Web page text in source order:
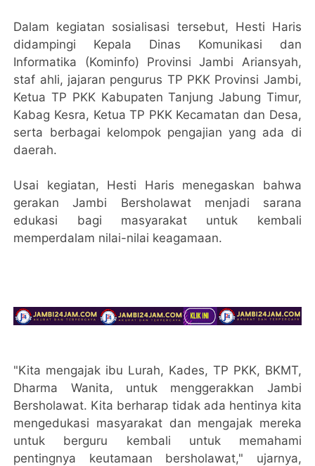
Dalam kegiatan sosialisasi tersebut, Hesti Haris
didampingi Kepala Dinas Komunikasi dan
Informatika (Kominfo) Provinsi Jambi Ariansyah,
staf ahli, jajaran pengurus TP PKK Provinsi Jambi,
Ketua TP PKK Kabupaten Tanjung Jabung Timur,
Kabag Kesra, Ketua TP PKK Kecamatan dan Desa,
serta berbagai kelompok pengajian yang ada di
daerah.
Usai kegiatan, Hesti Haris menegaskan bahwa
gerakan Jambi Bersholawat menjadi sarana
edukasi bagi masyarakat untuk kembali
memperdalam nilai-nilai keagamaan.
"Kita mengajak ibu Lurah, Kades, TP PKK, BKMT,
Dharma Wanita, untuk menggerakkan Jambi
Bersholawat. Kita berharap tidak ada hentinya kita
mengedukasi masyarakat dan mengajak mereka
untuk berguru kembali untuk memahami
pentingnya keutamaan bersholawat," ujarnya,